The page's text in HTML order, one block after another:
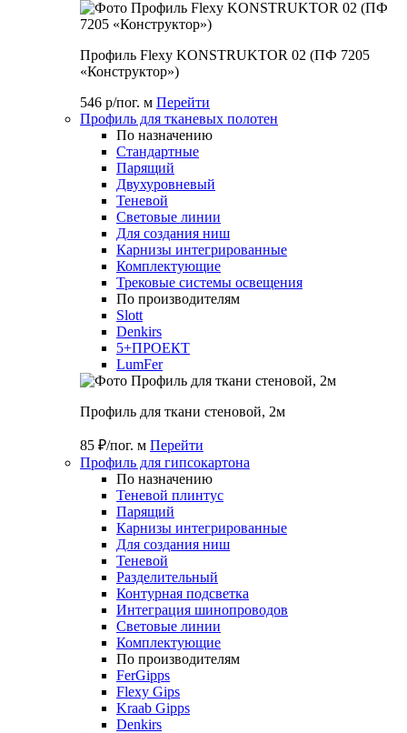
Профиль Flexy KONSTRUKTOR 02 (ПФ 7205
«Конструктор»)
546 р/пог. м Перейти
Профиль для тканевых полотен
По назначению
Стандартные
Парящий
Двухуровневый
Теневой
Световые линии
Для создания ниш
Карнизы интегрированные
Комплектующие
Трековые системы освещения
По производителям
Slott
Denkirs
5+ПРОЕКТ
LumFer
Профиль для ткани стеновой, 2м
85 ₽/пог. м Перейти
Профиль для гипсокартона
По назначению
Теневой плинтус
Парящий
Карнизы интегрированные
Для создания ниш
Теневой
Разделительный
Контурная подсветка
Интеграция шинопроводов
Световые линии
Комплектующие
По производителям
FerGipps
Flexy Gips
Kraab Gipps
Denkirs